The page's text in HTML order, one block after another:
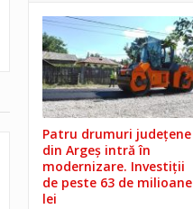
Patru drumuri județene
din Argeș intră în
modernizare. Investiții
de peste 63 de milioane
lei